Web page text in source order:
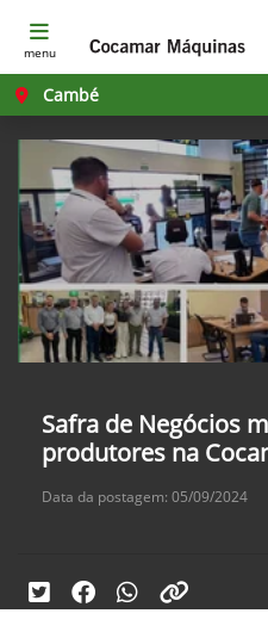
menu
Cambé
Safra de Negócios
produtores na
Data da postagem: 05/09/2024